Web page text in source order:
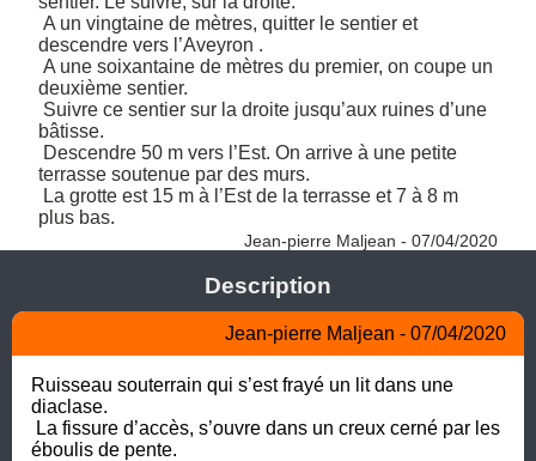
descendre vers l’Aveyron .
deuxième sentier.
bâtisse.
terrasse soutenue par des murs.
plus bas.
Jean-pierre Maljean - 07/04/2020
Description
Jean-pierre Maljean - 07/04/2020
Ruisseau souterrain qui s’est frayé un lit dans une
diaclase.
éboulis de pente.